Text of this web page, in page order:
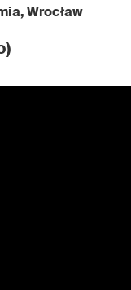
Wrocław